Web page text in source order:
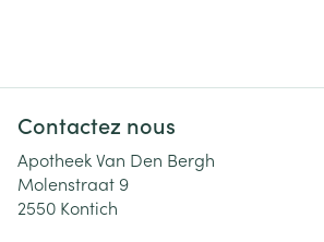
Contactez nous
Apotheek Van Den Bergh
Molenstraat 9
2550 Kontich